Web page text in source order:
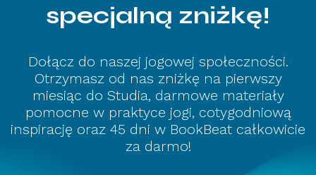
specjalną zniżkę!
Dołącz do naszej jogowej społeczności.
Otrzymasz od nas zniżkę na pierwszy
miesiąc do Studia, darmowe materiały
pomocne w praktyce jogi, cotygodniową
inspirację oraz 45 dni w BookBeat całkowicie
za darmo!